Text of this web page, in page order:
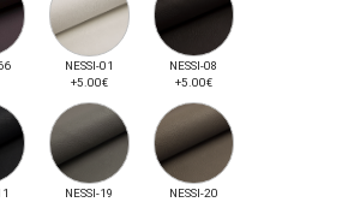
NESSI-01
+5.00€
NESSI-08
+5.00€
NESSI-19
NESSI-20